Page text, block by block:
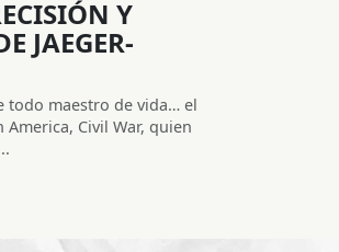
Y
JAEGER-
todo maestro de vida… el
Civil War, quien